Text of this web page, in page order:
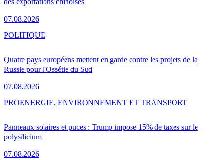
des exportations chinoises
07.08.2026
Quatre pays européens mettent en garde contre les projets de la
Russie pour l'Ossétie du Sud
07.08.2026
POLITIQUE
Panneaux solaires et puces : Trump impose 15% de taxes sur le
polysilicium
07.08.2026
PROENERGIE, ENVIRONNEMENT ET TRANSPORT